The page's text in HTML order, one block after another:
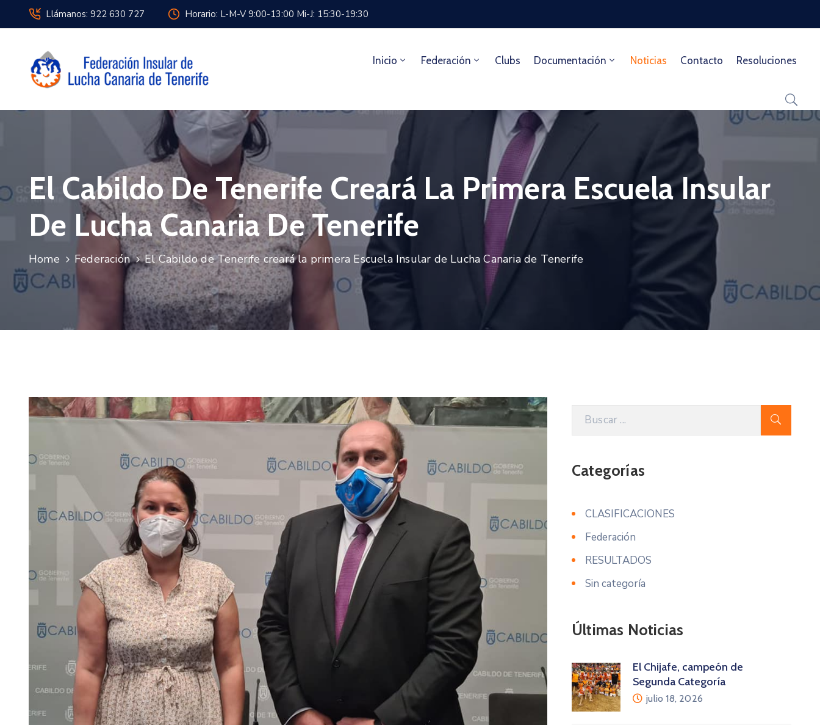
Llámanos: 922 630 727 Horario: L-M-V 9:00-13:00 Mi-J: 15:30-19:30
Inicio Federación Clubs Documentación Noticias Contacto Resoluciones
El Cabildo De Tenerife Creará La Primera Escuela Insular
De Lucha Canaria De Tenerife
Home Federación El Cabildo de Tenerife creará la primera Escuela Insular de Lucha Canaria de Tenerife
Categorías
CLASIFICACIONES
Federación
RESULTADOS
Sin categoría
Últimas Noticias
El Chijafe, campeón de
Segunda Categoría
julio 18, 2026